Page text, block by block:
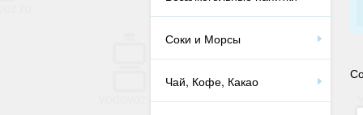
Соки и Морсы
Чай, Кофе, Какао